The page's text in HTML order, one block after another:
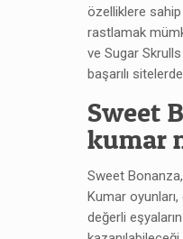
özelliklere
rastlamak
ve Sugar
başarılı
Sweet
kumar
Sweet
Kumar
değerli